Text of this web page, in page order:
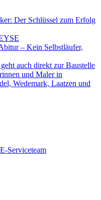
Der Schlüssel zum Erfolg
– Kein Selbstläufer,
auch direkt zur Baustelle
und Maler in
Wedemark, Laatzen und
Serviceteam